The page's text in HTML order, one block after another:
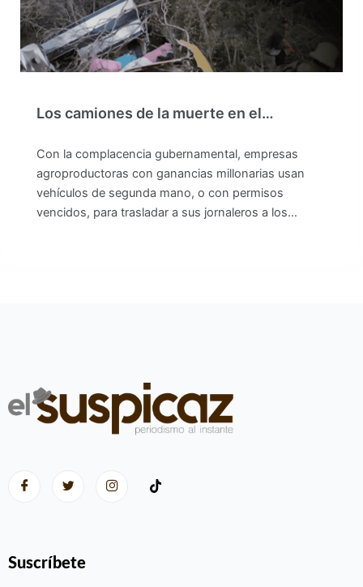
Los camiones de la muerte en el…
Con la complacencia gubernamental, empresas
agroproductoras con ganancias millonarias usan
vehículos de segunda mano, o con permisos
vencidos, para trasladar a sus jornaleros a los…
Suscríbete